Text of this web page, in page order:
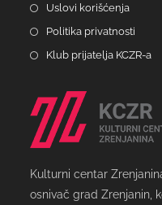
Uslovi korišćenja
Politika privatnosti
Klub prijatelja KCZR-a
Kulturni centar
osnivač grad Zrenjanin,